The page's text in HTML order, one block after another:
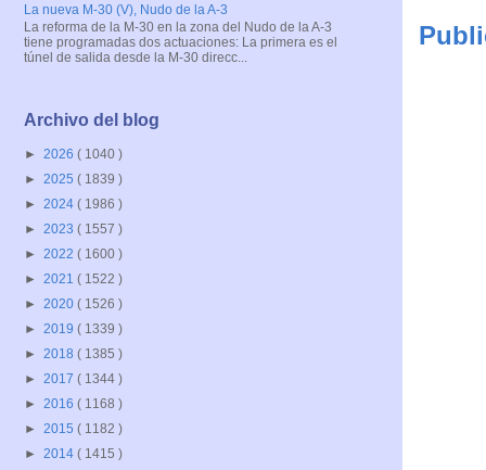
La nueva M-30 (V), Nudo de la A-3
La reforma de la M-30 en la zona del Nudo de la A-3
tiene programadas dos actuaciones: La primera es el
túnel de salida desde la M-30 direcc...
Archivo del blog
► 2026 ( 1040 )
► 2025 ( 1839 )
► 2024 ( 1986 )
► 2023 ( 1557 )
► 2022 ( 1600 )
► 2021 ( 1522 )
► 2020 ( 1526 )
► 2019 ( 1339 )
► 2018 ( 1385 )
► 2017 ( 1344 )
► 2016 ( 1168 )
► 2015 ( 1182 )
► 2014 ( 1415 )